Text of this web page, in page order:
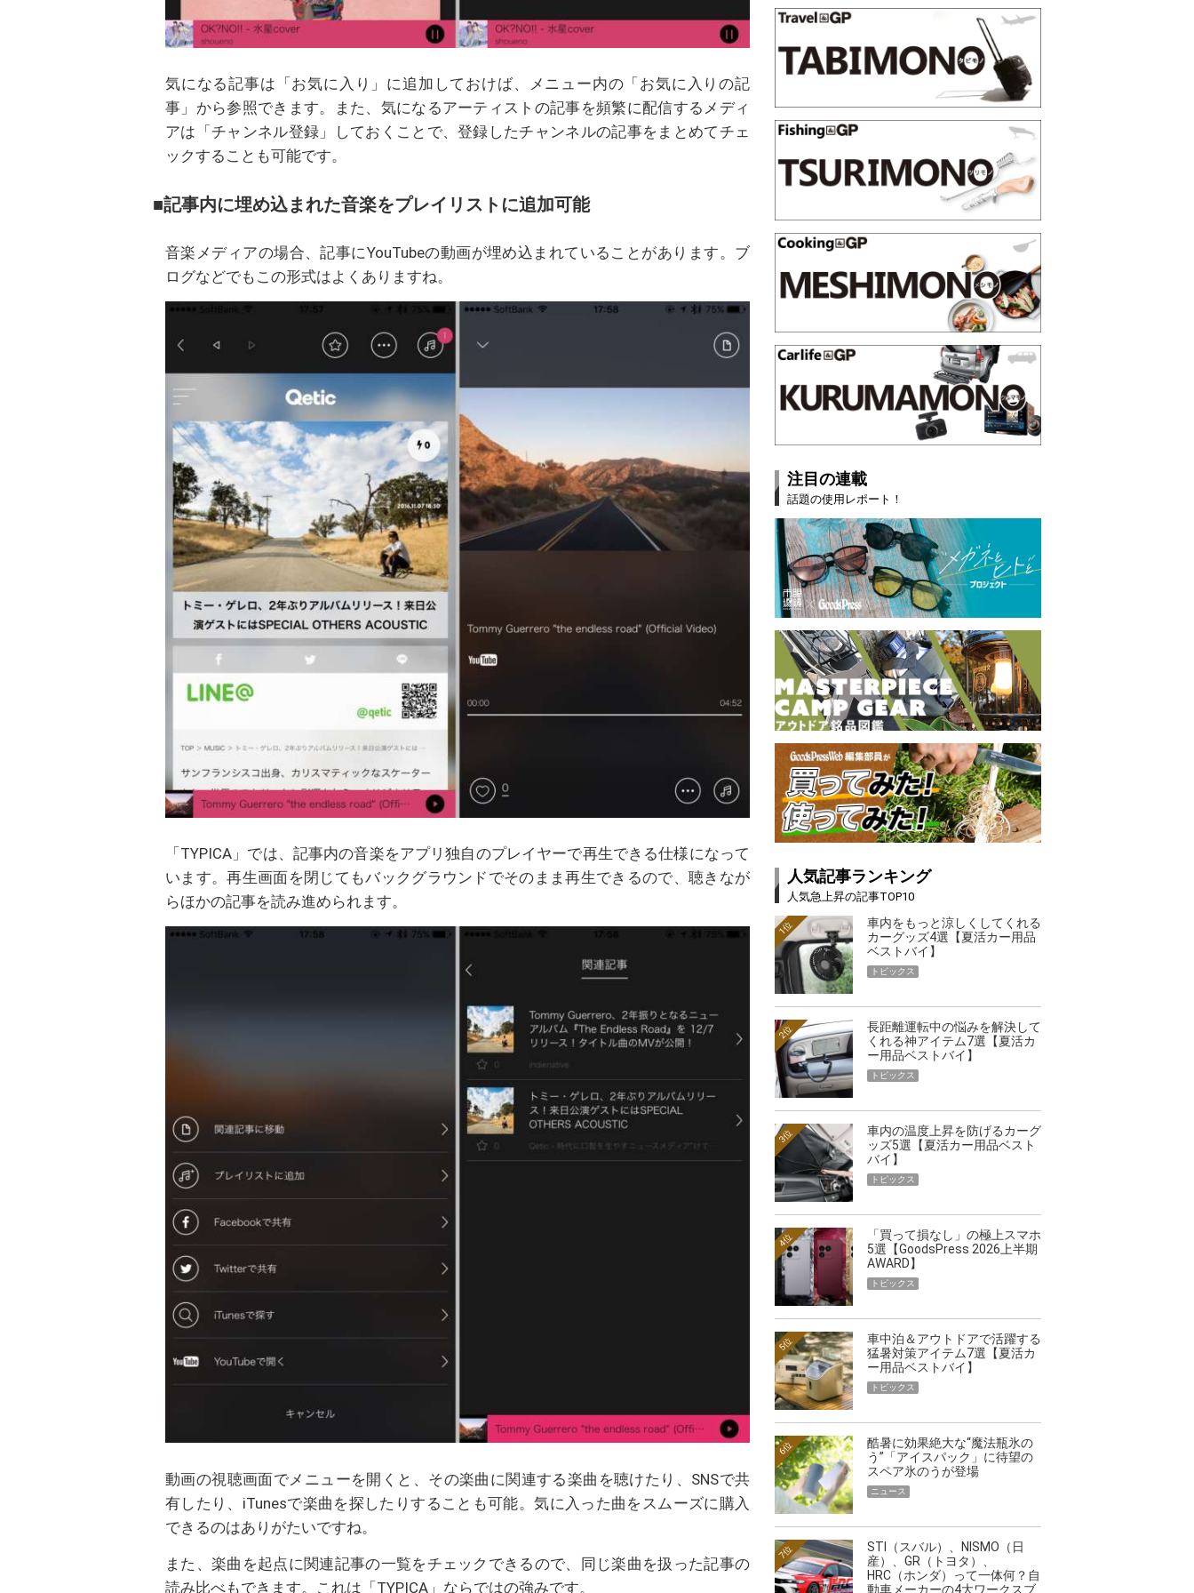
気になる記事は「お気に入り」に追加しておけば、メニュー内の「お気に入りの記
事」から参照できます。また、気になるアーティストの記事を頻繁に配信するメディ
アは「チャンネル登録」しておくことで、登録したチャンネルの記事をまとめてチェ
ックすることも可能です。
■記事内に埋め込まれた音楽をプレイリストに追加可能
音楽メディアの場合、記事にYouTubeの動画が埋め込まれていることがあります。ブ
ログなどでもこの形式はよくありますね。
「TYPICA」では、記事内の音楽をアプリ独自のプレイヤーで再生できる仕様になって
います。再生画面を閉じてもバックグラウンドでそのまま再生できるので、聴きなが
らほかの記事を読み進められます。
動画の視聴画面でメニューを開くと、その楽曲に関連する楽曲を聴けたり、SNSで共
有したり、iTunesで楽曲を探したりすることも可能。気に入った曲をスムーズに購入
できるのはありがたいですね。
また、楽曲を起点に関連記事の一覧をチェックできるので、同じ楽曲を扱った記事の
読み比べもできます。これは「TYPICA」ならではの強みです。
注目の連載
話題の使用レポート！
人気記事ランキング
人気急上昇の記事TOP10
車内をもっと涼しくしてくれる
カーグッズ4選【夏活カー用品
ベストバイ】
1位
トピックス
長距離運転中の悩みを解決して
くれる神アイテム7選【夏活カ
ー用品ベストバイ】
2位
トピックス
車内の温度上昇を防げるカーグ
ッズ5選【夏活カー用品ベスト
バイ】
3位
トピックス
「買って損なし」の極上スマホ
5選【GoodsPress 2026上半期
AWARD】
4位
トピックス
車中泊＆アウトドアで活躍する
猛暑対策アイテム7選【夏活カ
ー用品ベストバイ】
5位
トピックス
酷暑に効果絶大な“魔法瓶氷の
う”「アイスパック」に待望の
スペア氷のうが登場
6位
ニュース
STI（スバル）、NISMO（日
産）、GR（トヨタ）、
HRC（ホンダ）って一体何？自
動車メーカーの4大ワークスブ
7位